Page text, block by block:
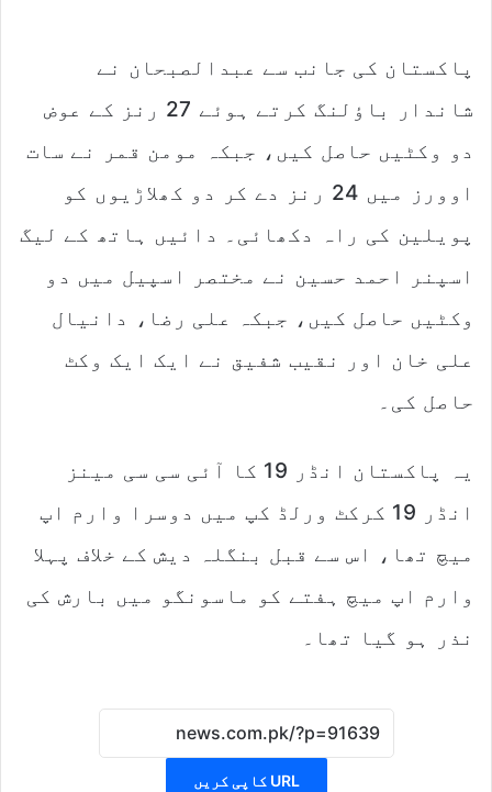
پاکستان کی جانب سے عبدالصبحان نے
شاندار باؤلنگ کرتے ہوئے 27 رنز کے عوض
دو وکٹیں حاصل کیں، جبکہ مومن قمر نے سات
اوورز میں 24 رنز دے کر دو کھلاڑیوں کو
پویلین کی راہ دکھائی۔ دائیں ہاتھ کے لیگ
اسپنر احمد حسین نے مختصر اسپیل میں دو
وکٹیں حاصل کیں، جبکہ علی رضا، دانیال
علی خان اور نقیب شفیق نے ایک ایک وکٹ
حاصل کی۔
یہ پاکستان انڈر 19 کا آئی سی سی مینز
انڈر 19 کرکٹ ورلڈ کپ میں دوسرا وارم اپ
میچ تھا، اس سے قبل بنگلہ دیش کے خلاف پہلا
وارم اپ میچ ہفتے کو ماسونگو میں بارش کی
نذر ہو گیا تھا۔
URL کاپی کریں